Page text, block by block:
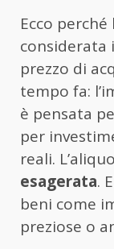
Ecco
considerata
prezzo di
tempo fa:
è pensata
per
reali.
esagerata.
beni come
preziose o